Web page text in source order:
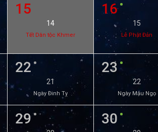
15
14
Tết Dân tộc Khmer
16
15
Lễ Phật Đản
22
21
Ngày Đinh Tỵ
23
22
Ngày Mậu Ngọ
29 30